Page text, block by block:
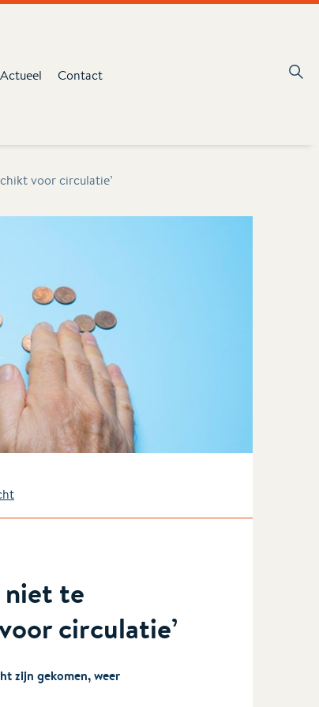
Actueel Contact
voor circulatie’
te
circulatie’
zijn gekomen, weer